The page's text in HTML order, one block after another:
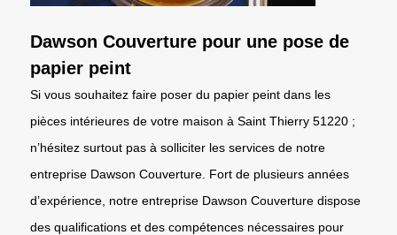
Dawson Couverture pour une pose de
papier peint
Si vous souhaitez faire poser du papier peint dans les
pièces intérieures de votre maison à Saint Thierry 51220 ;
n’hésitez surtout pas à solliciter les services de notre
entreprise Dawson Couverture. Fort de plusieurs années
d’expérience, notre entreprise Dawson Couverture dispose
des qualifications et des compétences nécessaires pour